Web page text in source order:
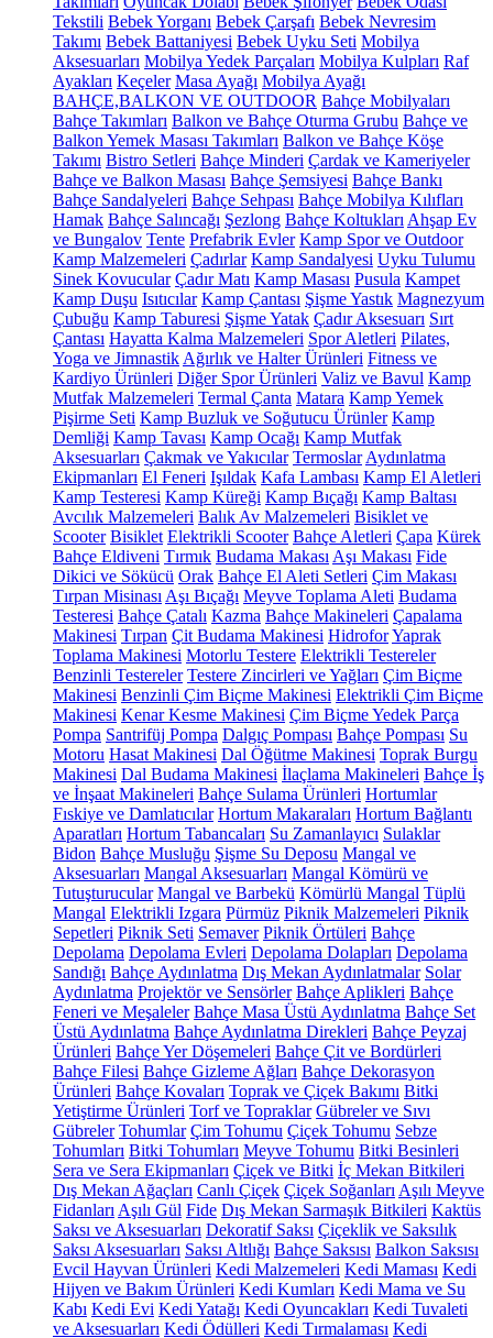
Tekstili Bebek Yorganı Bebek Çarşafı Bebek Nevresim
Takımı Bebek Battaniyesi Bebek Uyku Seti Mobilya
Aksesuarları Mobilya Yedek Parçaları Mobilya Kulpları Raf
Ayakları Keçeler Masa Ayağı Mobilya Ayağı
BAHÇE,BALKON VE OUTDOOR Bahçe Mobilyaları
Bahçe Takımları Balkon ve Bahçe Oturma Grubu Bahçe ve
Balkon Yemek Masası Takımları Balkon ve Bahçe Köşe
Takımı Bistro Setleri Bahçe Minderi Çardak ve Kameriyeler
Bahçe ve Balkon Masası Bahçe Şemsiyesi Bahçe Bankı
Bahçe Sandalyeleri Bahçe Sehpası Bahçe Mobilya Kılıfları
Hamak Bahçe Salıncağı Şezlong Bahçe Koltukları Ahşap Ev
ve Bungalov Tente Prefabrik Evler Kamp Spor ve Outdoor
Kamp Malzemeleri Çadırlar Kamp Sandalyesi Uyku Tulumu
Sinek Kovucular Çadır Matı Kamp Masası Pusula Kampet
Kamp Duşu Isıtıcılar Kamp Çantası Şişme Yastık Magnezyum
Çubuğu Kamp Taburesi Şişme Yatak Çadır Aksesuarı Sırt
Çantası Hayatta Kalma Malzemeleri Spor Aletleri Pilates,
Yoga ve Jimnastik Ağırlık ve Halter Ürünleri Fitness ve
Kardiyo Ürünleri Diğer Spor Ürünleri Valiz ve Bavul Kamp
Mutfak Malzemeleri Termal Çanta Matara Kamp Yemek
Pişirme Seti Kamp Buzluk ve Soğutucu Ürünler Kamp
Demliği Kamp Tavası Kamp Ocağı Kamp Mutfak
Aksesuarları Çakmak ve Yakıcılar Termoslar Aydınlatma
Ekipmanları El Feneri Işıldak Kafa Lambası Kamp El Aletleri
Kamp Testeresi Kamp Küreği Kamp Bıçağı Kamp Baltası
Avcılık Malzemeleri Balık Av Malzemeleri Bisiklet ve
Scooter Bisiklet Elektrikli Scooter Bahçe Aletleri Çapa Kürek
Bahçe Eldiveni Tırmık Budama Makası Aşı Makası Fide
Dikici ve Sökücü Orak Bahçe El Aleti Setleri Çim Makası
Tırpan Misinası Aşı Bıçağı Meyve Toplama Aleti Budama
Testeresi Bahçe Çatalı Kazma Bahçe Makineleri Çapalama
Makinesi Tırpan Çit Budama Makinesi HidroforYaprak
Toplama Makinesi Motorlu Testere Elektrikli Testereler
Benzinli Testereler Testere Zincirleri ve Yağları Çim Biçme
Makinesi Benzinli Çim Biçme Makinesi Elektrikli Çim Biçme
Makinesi Kenar Kesme Makinesi Çim Biçme Yedek Parça
Pompa Santrifüj Pompa Dalgıç Pompası Bahçe Pompası Su
Motoru Hasat Makinesi Dal Öğütme Makinesi Toprak Burgu
Makinesi Dal Budama Makinesi İlaçlama Makineleri Bahçe İş
ve İnşaat Makineleri Bahçe Sulama Ürünleri Hortumlar
Fıskiye ve Damlatıcılar Hortum Makaraları Hortum Bağlantı
Aparatları Hortum Tabancaları Su Zamanlayıcı Sulaklar
Bidon Bahçe Musluğu Şişme Su Deposu Mangal ve
Aksesuarları Mangal Aksesuarları Mangal Kömürü ve
Tutuşturucular Mangal ve Barbekü Kömürlü Mangal Tüplü
Mangal Elektrikli Izgara Pürmüz Piknik Malzemeleri Piknik
Sepetleri Piknik Seti Semaver Piknik Örtüleri Bahçe
Depolama Depolama Evleri Depolama Dolapları Depolama
Sandığı Bahçe Aydınlatma Dış Mekan Aydınlatmalar Solar
Aydınlatma Projektör ve Sensörler Bahçe Aplikleri Bahçe
Feneri ve Meşaleler Bahçe Masa Üstü Aydınlatma Bahçe Set
Üstü Aydınlatma Bahçe Aydınlatma Direkleri Bahçe Peyzaj
Ürünleri Bahçe Yer Döşemeleri Bahçe Çit ve Bordürleri
Bahçe Filesi Bahçe Gizleme Ağları Bahçe Dekorasyon
Ürünleri Bahçe Kovaları Toprak ve Çiçek Bakımı Bitki
Yetiştirme Ürünleri Torf ve Topraklar Gübreler ve Sıvı
Gübreler Tohumlar Çim Tohumu Çiçek Tohumu Sebze
Tohumları Bitki Tohumları Meyve Tohumu Bitki Besinleri
Sera ve Sera Ekipmanları Çiçek ve Bitki İç Mekan Bitkileri
Dış Mekan Ağaçları Canlı Çiçek Çiçek Soğanları Aşılı Meyve
Fidanları Aşılı Gül Fide Dış Mekan Sarmaşık Bitkileri Kaktüs
Saksı ve Aksesuarları Dekoratif Saksı Çiçeklik ve Saksılık
Saksı Aksesuarları Saksı Altlığı Bahçe Saksısı Balkon Saksısı
Evcil Hayvan Ürünleri Kedi Malzemeleri Kedi Maması Kedi
Hijyen ve Bakım Ürünleri Kedi Kumları Kedi Mama ve Su
Kabı Kedi Evi Kedi Yatağı Kedi Oyuncakları Kedi Tuvaleti
ve Aksesuarları Kedi Ödülleri Kedi Tırmalaması Kedi